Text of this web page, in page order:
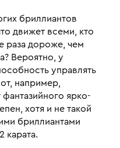
бриллиантов
движет всеми, кто
раза дороже, чем
Вероятно, у
управлять
например,
ярко-
хотя и не такой
бриллиантами
карата.